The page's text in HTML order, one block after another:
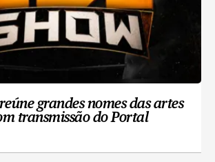
grandes nomes das artes
transmissão do Portal